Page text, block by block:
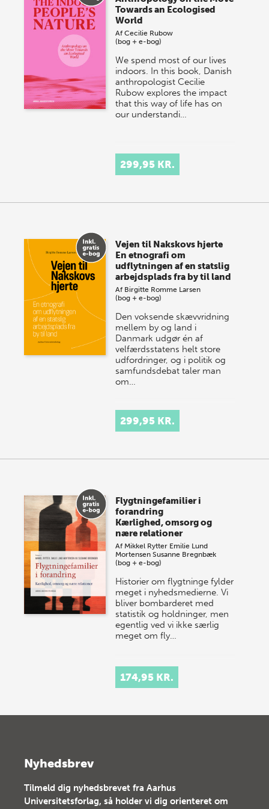
Towards an Ecologised
World
AfCecilie Rubow
(bog + e-bog)
We spend most of our lives
indoors. In this book, Danish
anthropologist Cecilie
Rubow explores the impact
that this way of life has on
our understandi…
299,95 KR.
Vejen til Nakskovs hjerte
En etnografi om
udflytningen af en statslig
arbejdsplads fra by til land
Af Birgitte Romme Larsen
(bog + e-bog)
Den voksende skævvridning
mellem by og land i
Danmark udgør én af
velfærdsstatens helt store
udfordringer, og i politik og
samfundsdebat taler man
om…
299,95 KR.
Flygtningefamilier i
forandring
Kærlighed, omsorg og
nære relationer
Af Mikkel Rytter Emilie Lund
Mortensen Susanne Bregnbæk
(bog + e-bog)
Historier om flygtninge fylder
meget i nyhedsmedierne. Vi
bliver bombarderet med
statistik og holdninger, men
egentlig ved vi ikke særlig
meget om fly…
174,95 KR.
Nyhedsbrev
Tilmeld dig nyhedsbrevet fra Aarhus
Universitetsforlag, så holder vi dig orienteret om